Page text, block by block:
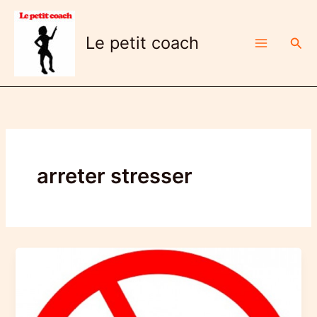
Aller
contenu
Le petit coach
arreter stresser